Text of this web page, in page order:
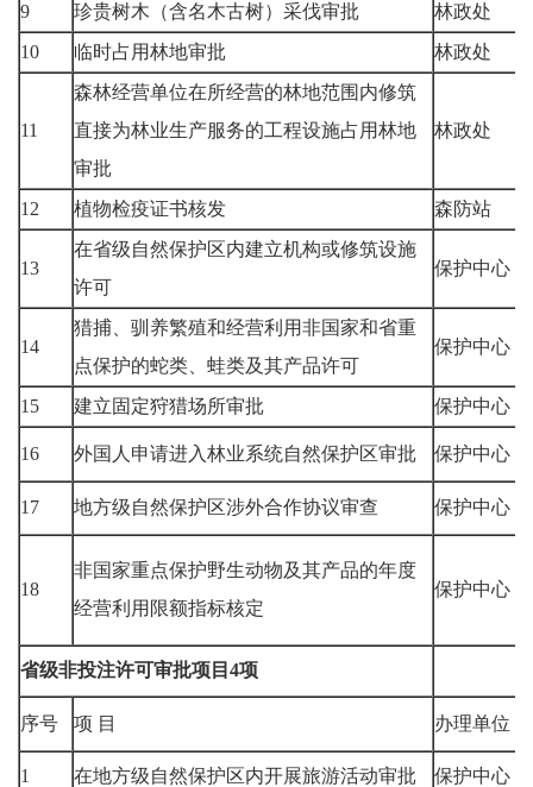
9
珍贵树木（含名木古树）采伐审批
林政处
10
临时占用林地审批 林政处
11
森林经营单位在所经营的林地范围内修筑
直接为林业生产服务的工程设施占用林地
审批
林政处
12 植物检疫证书核发 森防站
13
在省级自然保护区内建立机构或修筑设施
许可
保护中心
14
猎捕、驯养繁殖和经营利用非国家和省重
点保护的蛇类、蛙类及其产品许可
保护中心
15 建立固定狩猎场所审批 保护中心
16 外国人申请进入林业系统自然保护区审批 保护中心
17 地方级自然保护区涉外合作协议审查 保护中心
18
非国家重点保护野生动物及其产品的年度
经营利用限额指标核定
保护中心
省级非投注许可审批项目4项
序号 项 目 办理单位
1 在地方级自然保护区内开展旅游活动审批 保护中心